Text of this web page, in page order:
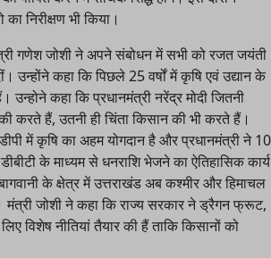
निरीक्षण भी किया।
गणेश जोशी ने अपने संबोधन में सभी को रजत जयंती
उन्होंने कहा कि पिछले 25 वर्षों में कृषि एवं उद्यान के
उन्होने कहा कि प्रधानमंत्री नरेंद्र मोदी जितनी
करते हैं, उतनी ही चिंता किसान की भी करते हैं।
में कृषि का अहम योगदान है और प्रधानमंत्री ने 10
के माध्यम से धनराशि भेजने का ऐतिहासिक कार्य
के क्षेत्र में उत्तराखंड अब कश्मीर और हिमाचल
मंत्री जोशी ने कहा कि राज्य सरकार ने ड्रैगन फ्रूट,
विशेष नीतियां तैयार की हैं ताकि किसानों को